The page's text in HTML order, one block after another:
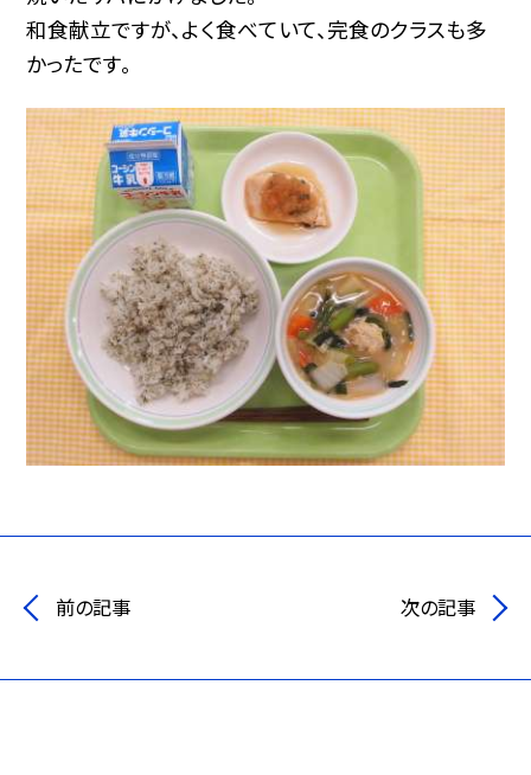
和食献立ですが、よく食べていて、完食のクラスも多
かったです。
前の記事 次の記事